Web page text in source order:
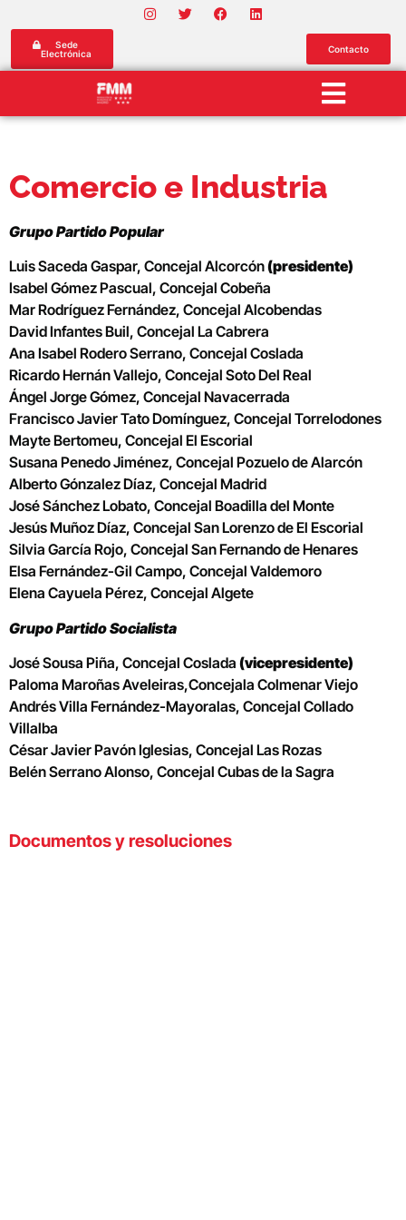
Sede
Electrónica
Contacto
Comercio e Industria
Grupo Partido Popular
Luis Saceda Gaspar, Concejal Alcorcón(presidente)
Isabel Gómez Pascual, Concejal Cobeña
Mar Rodríguez Fernández, Concejal Alcobendas
David Infantes Buil, Concejal La Cabrera
Ana Isabel Rodero Serrano, Concejal Coslada
Ricardo Hernán Vallejo, Concejal Soto Del Real
Ángel Jorge Gómez, Concejal Navacerrada
Francisco Javier Tato Domínguez, Concejal Torrelodones
Mayte Bertomeu, Concejal El Escorial
Susana Penedo Jiménez, Concejal Pozuelo de Alarcón
Alberto Gónzalez Díaz, Concejal Madrid
José Sánchez Lobato, Concejal Boadilla del Monte
Jesús Muñoz Díaz, Concejal San Lorenzo de El Escorial
Silvia García Rojo, Concejal San Fernando de Henares
Elsa Fernández-Gil Campo, Concejal Valdemoro
Elena Cayuela Pérez, Concejal Algete
Grupo Partido Socialista
José Sousa Piña, Concejal Coslada (vicepresidente)
Paloma Maroñas Aveleiras,Concejala Colmenar Viejo
Andrés Villa Fernández-Mayoralas, Concejal Collado
Villalba
César Javier Pavón Iglesias, Concejal Las Rozas
Belén Serrano Alonso, Concejal Cubas de la Sagra
Documentos y resoluciones